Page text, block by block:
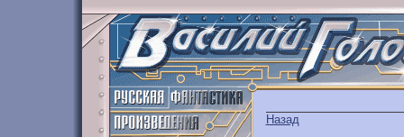
Назад